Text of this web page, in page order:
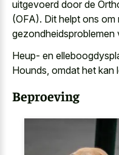
uitgevoerd door de
(OFA). Dit helpt ons om
gezondheidsproblemen
Heup- en
Hounds, omdat het kan
Beproeving